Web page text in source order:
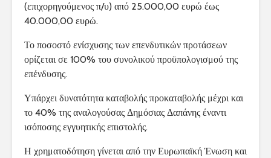
(επιχορηγούμενος π/υ) από 25.000,00 ευρώ έως
40.000,00 ευρώ.
Το ποσοστό ενίσχυσης των επενδυτικών προτάσεων
ορίζεται σε 100% του συνολικού προϋπολογισμού της
επένδυσης.
Υπάρχει δυνατότητα καταβολής προκαταβολής μέχρι και
το 40% της αναλογούσας Δημόσιας Δαπάνης έναντι
ισόποσης εγγυητικής επιστολής.
Η χρηματοδότηση γίνεται από την Ευρωπαϊκή Ένωση και